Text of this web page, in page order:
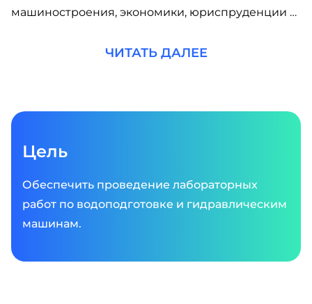
машиностроения, экономики, юриспруденции и
ЧИТАТЬ ДАЛЕЕ
Цель
Обеспечить проведение лабораторных
работ по водоподготовке и гидравлическим
машинам.